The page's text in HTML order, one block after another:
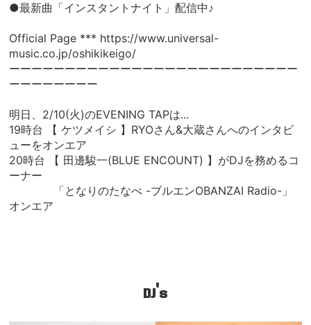
●最新曲「インスタントナイト」配信中♪
Official Page *** https://www.universal-
music.co.jp/oshikikeigo/
ーーーーーーーーーーーーーーーーーーーーーーーーーー
ーーーーーーーー
明日、2/10(火)のEVENING TAPは...
19時台 【 ケツメイシ 】RYOさん&大蔵さんへのインタビ
ューをオンエア
20時台 【 田邊駿一(BLUE ENCOUNT) 】がDJを務めるコ
ーナー
「となりのたなべ -ブルエンOBANZAI Radio-」
オンエア
DJ's